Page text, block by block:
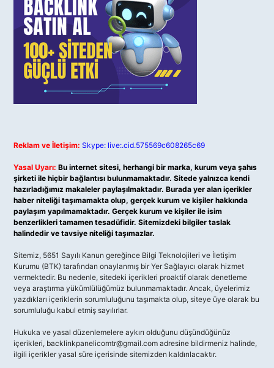
Reklam ve İletişim: Skype: live:.cid.575569c608265c69
Yasal Uyarı: Bu internet sitesi, herhangi bir marka, kurum veya şahıs
şirketi ile hiçbir bağlantısı bulunmamaktadır. Sitede yalnızca kendi
hazırladığımız makaleler paylaşılmaktadır. Burada yer alan içerikler
haber niteliği taşımamakta olup, gerçek kurum ve kişiler hakkında
paylaşım yapılmamaktadır. Gerçek kurum ve kişiler ile isim
benzerlikleri tamamen tesadüfidir. Sitemizdeki bilgiler taslak
halindedir ve tavsiye niteliği taşımazlar.
Sitemiz, 5651 Sayılı Kanun gereğince Bilgi Teknolojileri ve İletişim
Kurumu (BTK) tarafından onaylanmış bir Yer Sağlayıcı olarak hizmet
vermektedir. Bu nedenle, sitedeki içerikleri proaktif olarak denetleme
veya araştırma yükümlülüğümüz bulunmamaktadır. Ancak, üyelerimiz
yazdıkları içeriklerin sorumluluğunu taşımakta olup, siteye üye olarak bu
sorumluluğu kabul etmiş sayılırlar.
Hukuka ve yasal düzenlemelere aykırı olduğunu düşündüğünüz
içerikleri, backlinkpanelicomtr@gmail.com adresine bildirmeniz halinde,
ilgili içerikler yasal süre içerisinde sitemizden kaldırılacaktır.